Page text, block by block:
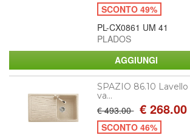
SCONTO 49%
PL-CX0861 UM 41
PLADOS
SPAZIO 86.10
va...
€ 493.00 € 268.00
SCONTO 46%